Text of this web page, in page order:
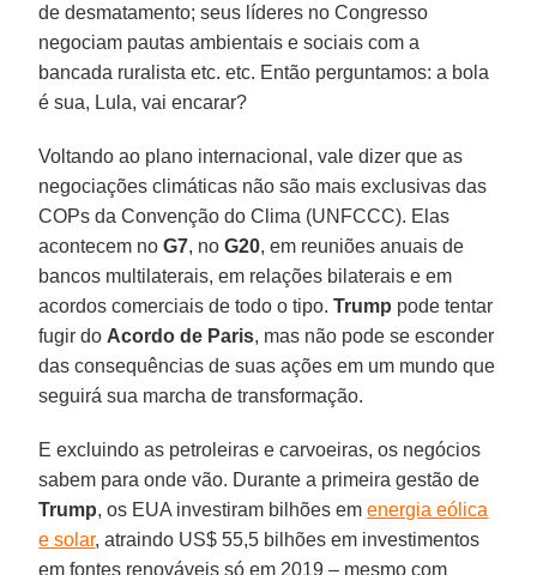
de desmatamento; seus líderes no Congresso
negociam pautas ambientais e sociais com a
bancada ruralista etc. etc. Então perguntamos: a bola
é sua, Lula, vai encarar?
Voltando ao plano internacional, vale dizer que as
negociações climáticas não são mais exclusivas das
COPs da Convenção do Clima (UNFCCC). Elas
acontecem noG7, noG20, em reuniões anuais de
bancos multilaterais, em relações bilaterais e em
acordos comerciais de todo o tipo.Trump pode tentar
fugir do Acordo de Paris, mas não pode se esconder
das consequências de suas ações em um mundo que
seguirá sua marcha de transformação.
E excluindo as petroleiras e carvoeiras, os negócios
sabem para onde vão. Durante a primeira gestão de
Trump, os EUA investiram bilhões emenergia eólica
e solar, atraindo US$ 55,5 bilhões em investimentos
em fontes renováveis só em 2019 – mesmo com